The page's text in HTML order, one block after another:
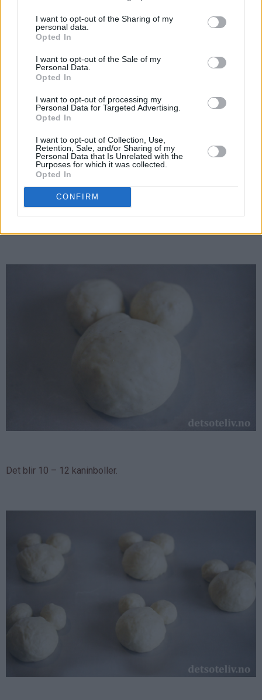
I want to opt-out of the Sharing of my
personal data.
Opted In
I want to opt-out of the Sale of my
Personal Data.
Opted In
I want to opt-out of processing my
Personal Data for Targeted Advertising.
Opted In
I want to opt-out of Collection, Use,
Retention, Sale, and/or Sharing of my
Personal Data that Is Unrelated with the
Purposes for which it was collected.
Opted In
CONFIRM
Kaninboller:
Kaninboller lages ved å trille en stor bolle til ansikt og så
legge to små boller til ører på toppen. Bruk 60 gram deig til
Det blir 10 – 12 kaninboller.